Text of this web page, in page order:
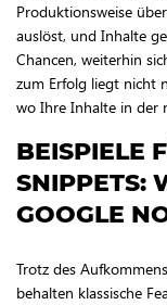
Produktionsweise
auslöst, und Inhalte
Chancen, weiterhin
zum Erfolg liegt nicht
wo Ihre Inhalte in der
BEISPIELE
SNIPPETS:
GOOGLE
Trotz des
behalten klassische